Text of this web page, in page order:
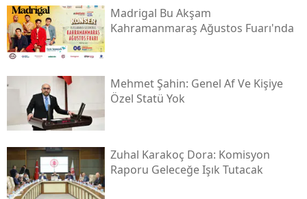
Madrigal Bu Akşam
Kahramanmaraş Ağustos Fuarı'nda
Mehmet Şahin: Genel Af Ve Kişiye
Özel Statü Yok
Zuhal Karakoç Dora: Komisyon
Raporu Geleceğe Işık Tutacak